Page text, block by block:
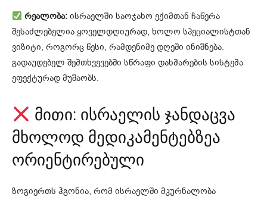
რეალობა: ისრაელში საოჯახო ექიმთან ჩაწერა
შესაძლებელია ყოველდღიურად, ხოლო სპეციალისტთან
ვიზიტი, როგორც წესი, რამდენიმე დღეში ინიშნება.
გადაუდებელ შემთხვევებში სწრაფი დახმარების სისტემა
ეფექტურად მუშაობს.
მითი: ისრაელის ჯანდაცვა
მხოლოდ მედიკამენტებზეა
ორიენტირებული
ზოგიერთს ჰგონია, რომ ისრაელში მკურნალობა